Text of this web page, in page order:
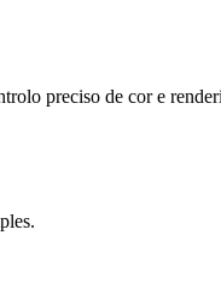
preciso de cor e